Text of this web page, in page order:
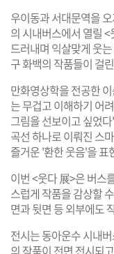
우이동과 서대문역을
의 시내버스에서 열릴
드러내며 익살맞게 웃
구 화백의 작품들이 걸
만화영상학을 전공한
는 무겁고 이해하기 어
그림을 선보이고 싶었
곡선 하나로 이뤄진 스
즐거운 '환한 웃음'을
이번 <웃다 展>은 버스
스럽게 작품을 감상할
면과 뒷면 등 외부에도
전시는 동아운수 시내
의 작품이 전면 전시되